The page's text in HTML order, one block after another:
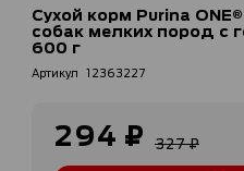
началу
галереи
изображений
Сухой корм Purina
собак мелких пород с
600 г
Артикул 12363227
Специальная
294 ₽ 327 ₽